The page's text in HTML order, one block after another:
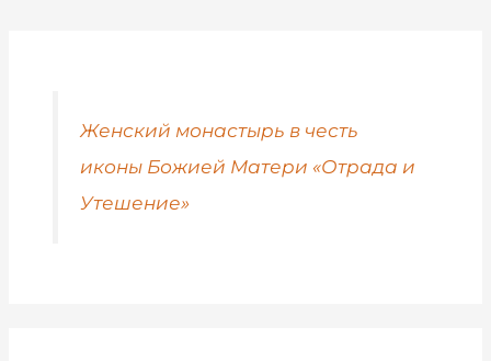
Женский монастырь в честь
иконы Божией Матери «Отрада и
Утешение»